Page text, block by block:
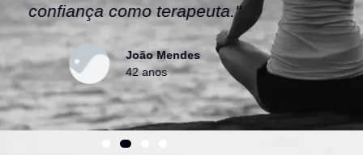
confiança como terapeuta."
João Mendes
42 anos